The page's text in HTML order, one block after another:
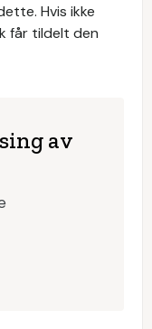
Hvis ikke
får tildelt den
av